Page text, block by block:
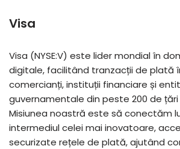
Visa
Visa (NYSE:V) este lider mondial în
digitale, facilitând tranzacții de plată
comercianți, instituții financiare și
guvernamentale din peste 200 de țări
Misiunea noastră este să conectăm
intermediul celei mai inovatoare,
securizate rețele de plată, ajutând